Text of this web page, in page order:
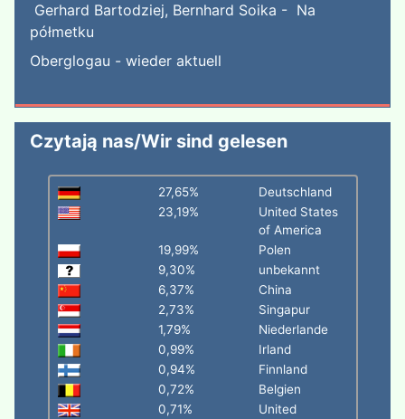
Gerhard Bartodziej, Bernhard Soika - Na
półmetku
Oberglogau - wieder aktuell
Czytają nas/Wir sind gelesen
27,65%
Deutschland
23,19%
United States
of America
19,99%
Polen
9,30%
unbekannt
6,37%
China
2,73%
Singapur
1,79%
Niederlande
0,99%
Irland
0,94%
Finnland
0,72%
Belgien
0,71%
United